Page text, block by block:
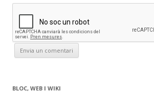
BLOC, WEB I WIKI